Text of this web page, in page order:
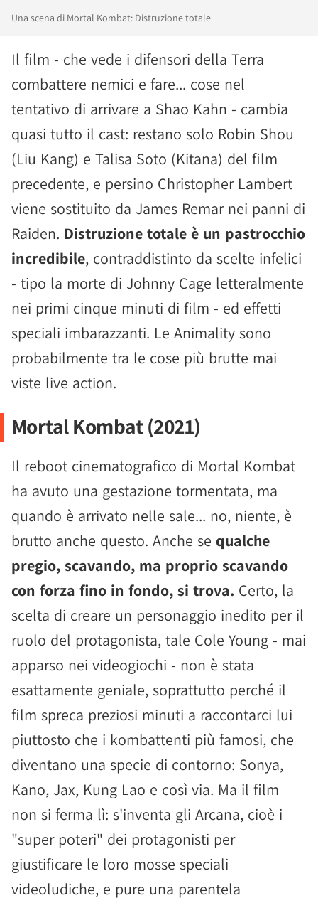
Una scena di Mortal Kombat: Distruzione totale
Il film - che vede i difensori della Terra
combattere nemici e fare... cose nel
tentativo di arrivare a Shao Kahn - cambia
quasi tutto il cast: restano solo Robin Shou
(Liu Kang) e Talisa Soto (Kitana) del film
precedente, e persino Christopher Lambert
viene sostituito da James Remar nei panni di
Raiden. Distruzione totale è un pastrocchio
incredibile, contraddistinto da scelte infelici
- tipo la morte di Johnny Cage letteralmente
nei primi cinque minuti di film - ed effetti
speciali imbarazzanti. Le Animality sono
probabilmente tra le cose più brutte mai
viste live action.
Mortal Kombat (2021)
Il reboot cinematografico di Mortal Kombat
ha avuto una gestazione tormentata, ma
quando è arrivato nelle sale... no, niente, è
brutto anche questo. Anche se qualche
pregio, scavando, ma proprio scavando
con forza fino in fondo, si trova. Certo, la
scelta di creare un personaggio inedito per il
ruolo del protagonista, tale Cole Young - mai
apparso nei videogiochi - non è stata
esattamente geniale, soprattutto perché il
film spreca preziosi minuti a raccontarci lui
piuttosto che i kombattenti più famosi, che
diventano una specie di contorno: Sonya,
Kano, Jax, Kung Lao e così via. Ma il film
non si ferma lì: s'inventa gli Arcana, cioè i
"super poteri" dei protagonisti per
giustificare le loro mosse speciali
videoludiche, e pure una parentela